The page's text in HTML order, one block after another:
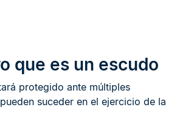
que es un escudo
protegido ante múltiples
suceder en el ejercicio de la